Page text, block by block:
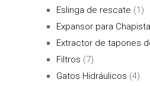
Eslinga de rescate (1)
Expansor para
Extractor de tapones
Filtros (7)
Gatos Hidráulicos (4)